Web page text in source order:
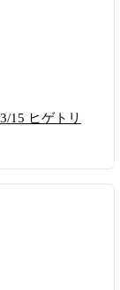
15 ヒゲトリ